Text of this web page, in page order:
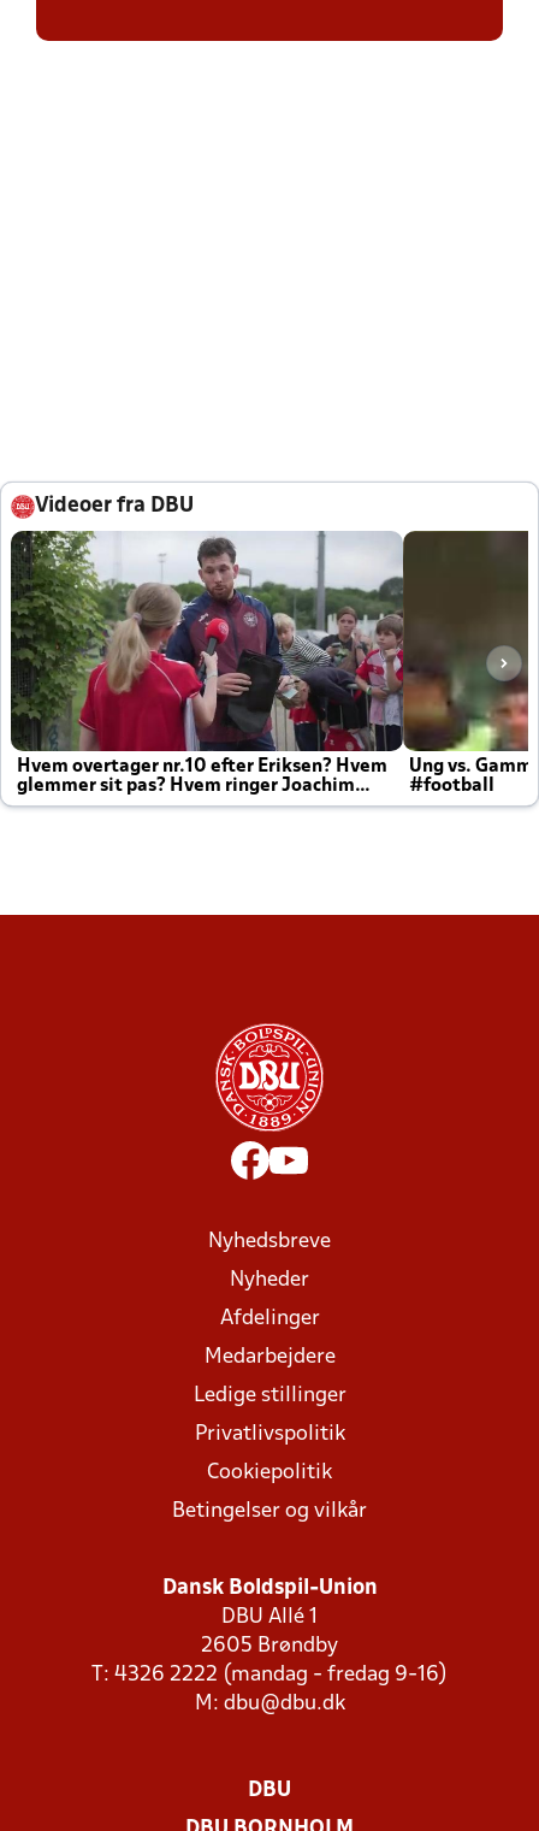
Videoer fra DBU
Hvem overtager nr.10 efter Eriksen? Hvem
glemmer sit pas? Hvem ringer Joachim
altid til efter kampe?
Ung vs.
#football
Nyhedsbreve
Nyheder
Afdelinger
Medarbejdere
Ledige stillinger
Privatlivspolitik
Cookiepolitik
Betingelser og vilkår
Dansk Boldspil-Union
DBU Allé 1
2605 Brøndby
T: 4326 2222 (mandag - fredag 9-16)
M: dbu@dbu.dk
DBU